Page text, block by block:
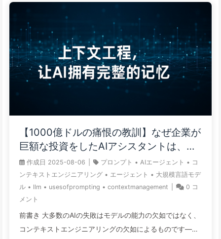
盛り」、AIの判断を妨げ、混乱させます。正確性は、膨大
な量よりもはるかに重要です。 熟練者は「書く、選ぶ、圧
縮する、隔離する」の4つのテクニックを用いてAIのコン
テキストを管理し、限られた「メモリ」を要所に活用しな
がらコスト削減と効率向上を実現します。 未来の競争はシ
ステムの効率性の競争です。複数のエージェントアーキテ
雑なタスクシステムの構築における鍵となります。 コア要
約エージェントがタスクを実行するには、コンテキストが
不可欠です。いわゆる「コンテキストエンジニアリング」
とは、エージェントがタスクを実行する各ステップでその
コンテキストウィンドウに適切な情報を正確に注入する技
術と科学のことを指します。この記事では、現在 ...
【1000億ドルの痛恨の教訓】なぜ企業が
巨額な投資をしたAIアシスタントは、重
要な瞬間に「記憶喪失」に陥り、競合他
社は90%の性能向上を実現するのか？
——ゆっくり学ぶAI169
作成日 2025-08-06 プロンプト • AIエージェント • コ
ンテキストエンジニアリング • エージェント • 大規模言語モデ
ル • llm • usesofprompting • contextmanagement 0 コ
メント
前書き 大多数のAIの失敗はモデルの能力の欠如ではなく、
コンテキストエンジニアリングの欠如によるものです——